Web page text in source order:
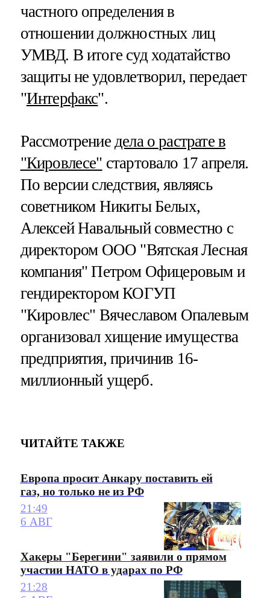
частного определения в
отношении должностных лиц
УМВД. В итоге суд ходатайство
защиты не удовлетворил, передает
"Интерфакс".
Рассмотрение дела о растрате в
"Кировлесе" стартовало 17 апреля.
По версии следствия, являясь
советником Никиты Белых,
Алексей Навальный совместно с
директором ООО "Вятская Лесная
компания" Петром Офицеровым и
гендиректором КОГУП
"Кировлес" Вячеславом Опалевым
организовал хищение имущества
предприятия, причинив 16-
миллионный ущерб.
ЧИТАЙТЕ ТАКЖЕ
Европа просит Анкару поставить ей
газ, но только не из РФ
21:49
6 АВГ
Хакеры "Берегини" заявили о прямом
участии НАТО в ударах по РФ
21:28